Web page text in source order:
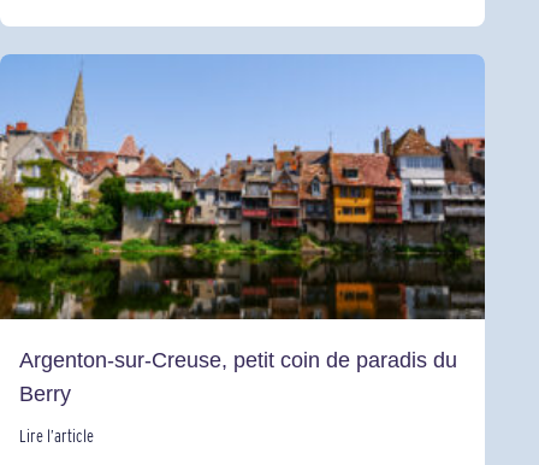
Argenton-sur-Creuse, petit coin de paradis du
Berry
Lire l’article